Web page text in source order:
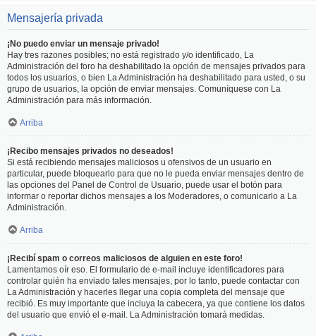
Mensajería privada
¡No puedo enviar un mensaje privado!
Hay tres razones posibles; no está registrado y/o identificado, La
Administración del foro ha deshabilitado la opción de mensajes privados para
todos los usuarios, o bien La Administración ha deshabilitado para usted, o su
grupo de usuarios, la opción de enviar mensajes. Comuníquese con La
Administración para más información.
Arriba
¡Recibo mensajes privados no deseados!
Si está recibiendo mensajes maliciosos u ofensivos de un usuario en
particular, puede bloquearlo para que no le pueda enviar mensajes dentro de
las opciones del Panel de Control de Usuario, puede usar el botón para
informar o reportar dichos mensajes a los Moderadores, o comunicarlo a La
Administración.
Arriba
¡Recibí spam o correos maliciosos de alguien en este foro!
Lamentamos oír eso. El formulario de e-mail incluye identificadores para
controlar quién ha enviado tales mensajes, por lo tanto, puede contactar con
La Administración y hacerles llegar una copia completa del mensaje que
recibió. Es muy importante que incluya la cabecera, ya que contiene los datos
del usuario que envió el e-mail. La Administración tomará medidas.